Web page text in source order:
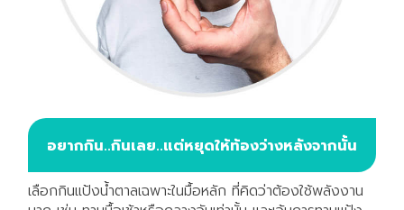
อยากกิน..กินเลย..แต่หยุดให้ท้องว่างหลังจากนั้น
เลือกกินแป้งน้ำตาลเฉพาะในมื้อหลัก ที่คิดว่าต้องใช้พลังงาน